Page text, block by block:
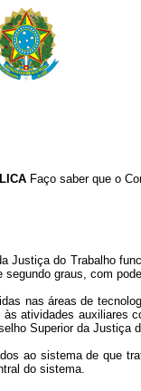
Faço saber que o
Justiça do Trabalho
segundo graus, com
nas áreas de
atividades auxiliares
Superior da Justiça
ao sistema de que
do sistema.